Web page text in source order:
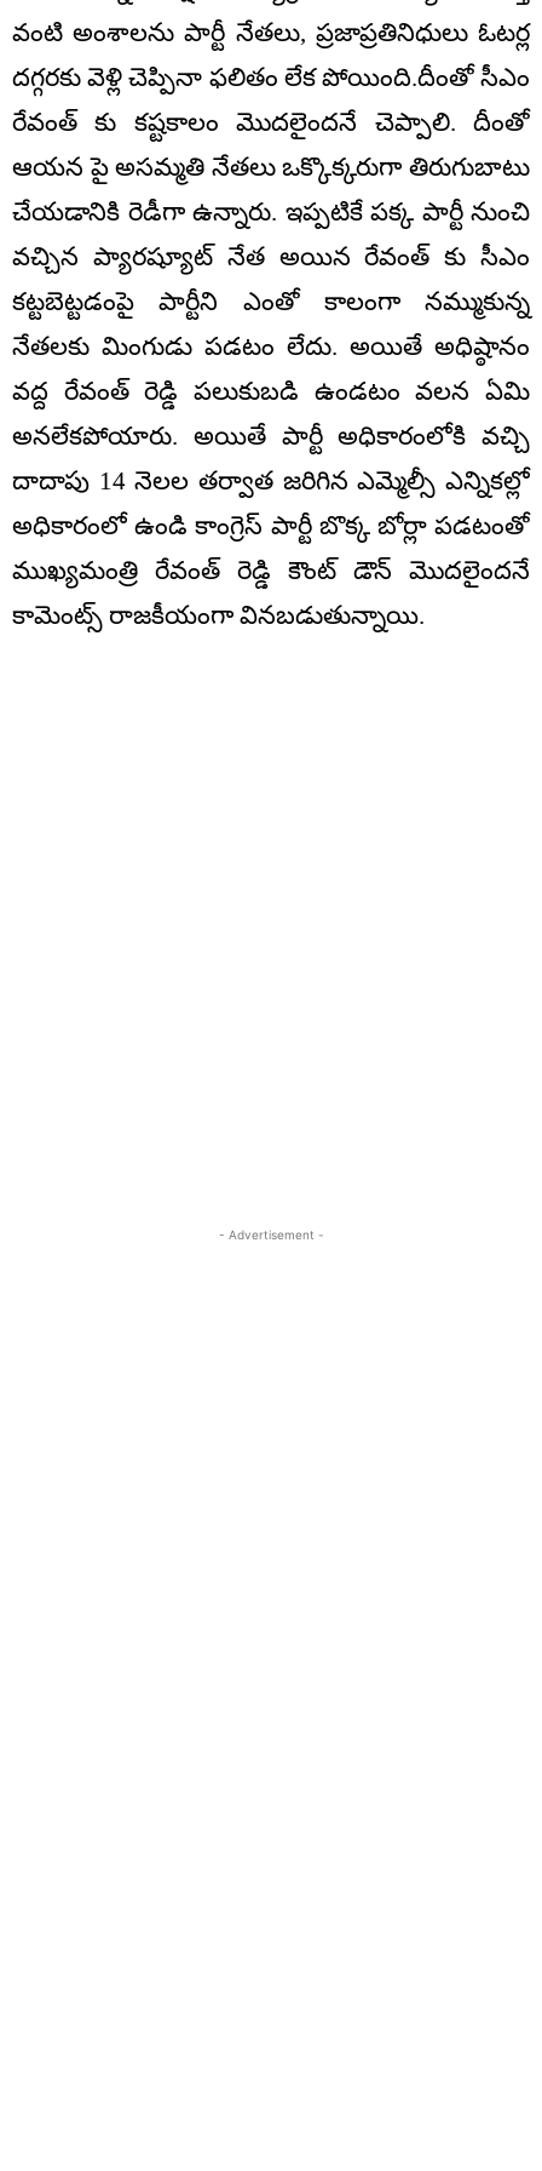
వంటి అంశాలను పార్టీ నేతలు, ప్రజాప్రతినిధులు ఓటర్ల
దగ్గరకు వెళ్లి చెప్పినా ఫలితం లేక పోయింది.దీంతో సీఎం
రేవంత్ కు కష్టకాలం మొదలైందనే చెప్పాలి. దీంతో
ఆయన పై అసమ్మతి నేతలు ఒక్కొక్కరుగా తిరుగుబాటు
చేయడానికి రెడీగా ఉన్నారు. ఇప్పటికే పక్క పార్టీ నుంచి
వచ్చిన ప్యారష్యూట్ నేత అయిన రేవంత్ కు సీఎం
కట్టబెట్టడంపై పార్టీని ఎంతో కాలంగా నమ్ముకున్న
నేతలకు మింగుడు పడటం లేదు. అయితే అధిష్ఠానం
వద్ద రేవంత్ రెడ్డి పలుకుబడి ఉండటం వలన ఏమి
అనలేకపోయారు. అయితే పార్టీ అధికారంలోకి వచ్చి
దాదాపు 14 నెలల తర్వాత జరిగిన ఎమ్మెల్సీ ఎన్నికల్లో
అధికారంలో ఉండి కాంగ్రెస్ పార్టీ బొక్క బోర్లా పడటంతో
ముఖ్యమంత్రి రేవంత్ రెడ్డి కౌంట్ డౌన్ మొదలైందనే
కామెంట్స్ రాజకీయంగా వినబడుతున్నాయి.
- Advertisement -